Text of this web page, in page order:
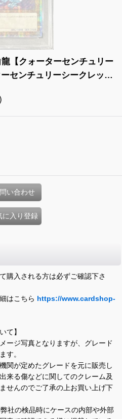
龍【クォーターセンチュリー
センチュリーシークレッ
い合わせ
に入り登録
購入される方は必ずご確認下さ
はこちら https://www.cardshop-
て】
ージ写真となりますが、グレード
す。
関が定めたグレードを元に販売し
来る傷などに関してのクレーム及
せんのでご了承の上お買い上げ下
社の検品時にケースの内部や外部